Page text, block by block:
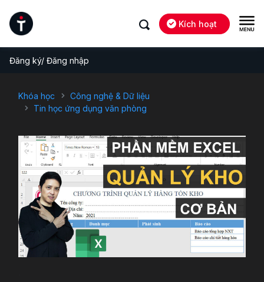
Kích hoạt
Đăng ký/ Đăng nhập
Khóa học
Công nghệ & Dữ liệu
Tin học ứng dụng văn phòng